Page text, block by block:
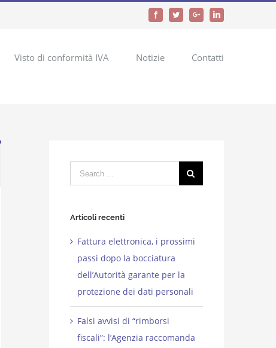
FacebookTwitterGoogle+LinkedIn
Visto di conformità IVA Notizie Contatti
Search
for:
Articoli recenti
Fattura elettronica, i prossimi
passi dopo la bocciatura
dell’Autorità garante per la
protezione dei dati personali
Falsi avvisi di “rimborsi
fiscali”: l’Agenzia raccomanda